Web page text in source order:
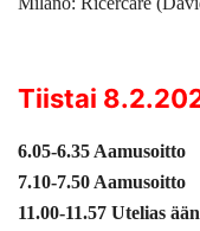
Tiistai
6.05-6.35 Aamusoitto
7.10-7.50 Aamusoitto
11.00-11.57 Utelias